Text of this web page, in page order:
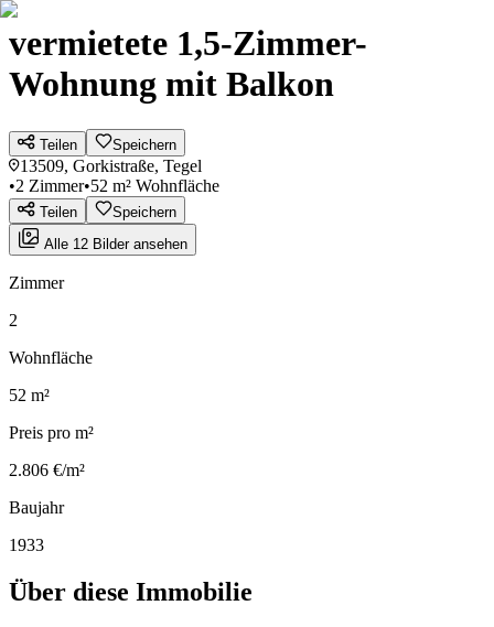
vermietete 1,5-Zimmer-
Wohnung mit Balkon
Teilen Speichern
13509, Gorkistraße, Tegel
•2 Zimmer•52 m² Wohnfläche
Teilen
Speichern
Alle 12 Bilder ansehen
Zimmer
2
Wohnfläche
52 m²
Preis pro m²
2.806 €/m²
Baujahr
1933
Über diese Immobilie